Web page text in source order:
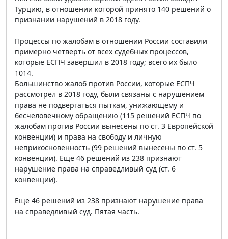
Турцию, в отношении которой принято 140 решений о
признании нарушений в 2018 году.
Процессы по жалобам в отношении России составили
примерно четверть от всех судебных процессов,
которые ЕСПЧ завершил в 2018 году; всего их было
1014.
Большинство жалоб против России, которые ЕСПЧ
рассмотрел в 2018 году, были связаны с нарушением
права не подвергаться пыткам, унижающему и
бесчеловечному обращению (115 решений ЕСПЧ по
жалобам против России вынесены по ст. 3 Европейской
конвенции) и права на свободу и личную
неприкосновенность (99 решений вынесены по ст. 5
конвенции). Еще 46 решений из 238 признают
нарушение права на справедливый суд (ст. 6
конвенции).
Еще 46 решений из 238 признают нарушение права
на справедливый суд. Пятая часть.